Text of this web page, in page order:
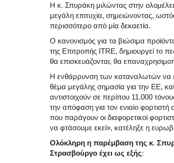
H κ. Σπυράκη μιλώντας στην
μεγάλη επιτυχία, σημειώνοντας,
περισσότερο από μία δεκαετία.
Ο κανονισμός για τα βιώσιμα
της Επιτροπής ΙTRE, δημιουργεί το
θα επισκευάζονται, θα
Η ενθάρρυνση των καταναλωτών να
θέμα μεγάλης σημασία για την ΕΕ,
αντιστοιχούν σε περίπου 11.000
την απόφαση για τον ενιαίο
που παράγουν οι διαφορετικοί
να φτάσουμε εκεί», κατέληξε η
Ολόκληρη η παρέμβαση της κ.
Στρασβούργο έχει ως εξής: